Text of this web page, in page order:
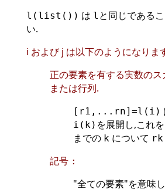
l(list()) は l と同じである
い.
i および j は以下のようになりま
正の要素を有する実数の
または行列.
[r1,...rn]=l(i)
i(k) を展開し,これ
までの k について rk
記号 :
"全ての要素"を意味